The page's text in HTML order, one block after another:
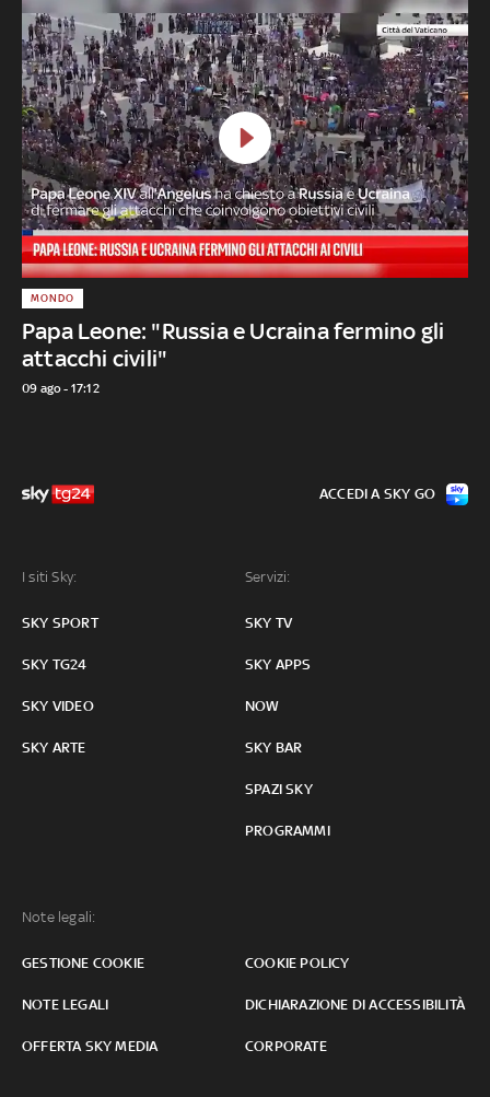
Papa Leone: "Russia e Ucraina fermino gli
attacchi civili"
MONDO
09 ago - 17:12
I siti Sky:
SKY SPORT
SKY TG24
SKY VIDEO
SKY ARTE
Servizi:
SKY TV
SKY APPS
NOW
SKY BAR
SPAZI SKY
PROGRAMMI
Note legali:
GESTIONE COOKIE COOKIE POLICY
NOTE LEGALI DICHIARAZIONE DI ACCESSIBILITÀ
OFFERTA SKY MEDIA CORPORATE
ACCEDI A SKY GO